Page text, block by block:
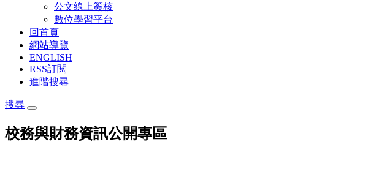
公文線上簽核
數位學習平台
回首頁
網站導覽
ENGLISH
RSS訂閱
進階搜尋
搜尋
校務與財務資訊公開專區